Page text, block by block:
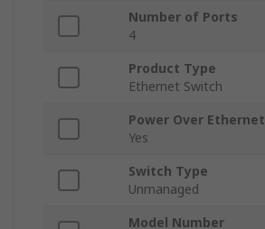
Number of Ports
4
Product Type
Ethernet Switch
Power Over Ethernet
Yes
Switch Type
Unmanaged
Model Number